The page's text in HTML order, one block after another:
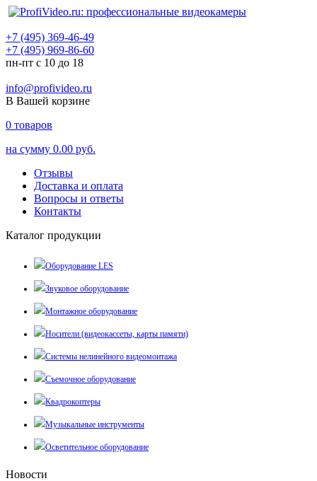
+7 (495) 369-46-49
+7 (495) 969-86-60
пн-пт с 10 до 18
info@profivideo.ru
В Вашей корзине
0 товаров
на сумму 0.00 руб.
Отзывы
Доставка и оплата
Вопросы и ответы
Контакты
Каталог продукции
Оборудование LES
Звуковое оборудование
Монтажное оборудование
Носители (видеокассеты, карты памяти)
Системы нелинейного видеомонтажа
Съемочное оборудование
Квадрокоптеры
Музыкальные инструменты
Осветительное оборудование
Новости